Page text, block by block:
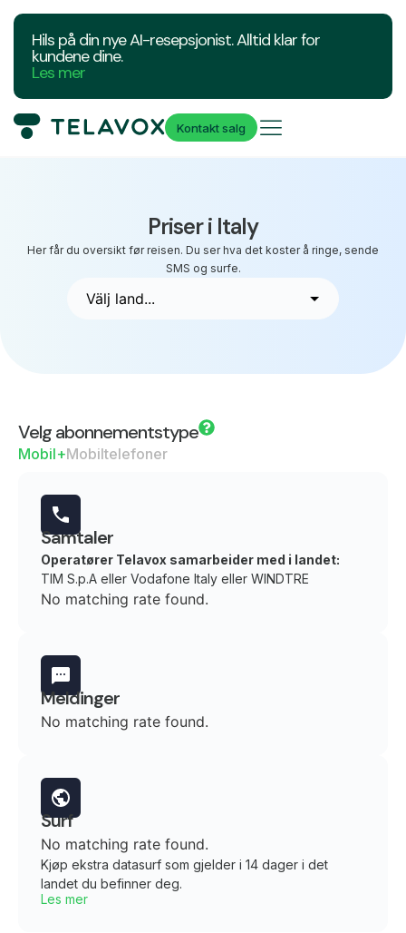
Hils på din nye AI-resepsjonist. Alltid klar for
kundene dine.
Les mer
Kontakt salg
Priser i Italy
Her får du oversikt før reisen. Du ser hva det koster å ringe, sende
SMS og surfe.
Velg abonnementstype
Mobil+Mobiltelefoner
Samtaler
Operatører Telavox samarbeider med i landet:
TIM S.p.A eller Vodafone Italy eller WINDTRE
No matching rate found.
Meldinger
No matching rate found.
Surf
No matching rate found.
Kjøp ekstra datasurf som gjelder i 14 dager i det
landet du befinner deg.
Les mer